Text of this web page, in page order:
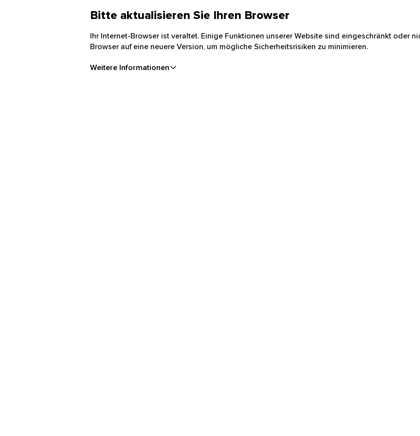
Bitte aktualisieren Sie Ihren Browser
Ihr Internet-Browser ist veraltet. Einige Funktionen unserer Website sind eingeschränkt oder
Browser auf eine neuere Version, um mögliche Sicherheitsrisiken zu minimieren.
Weitere Informationen